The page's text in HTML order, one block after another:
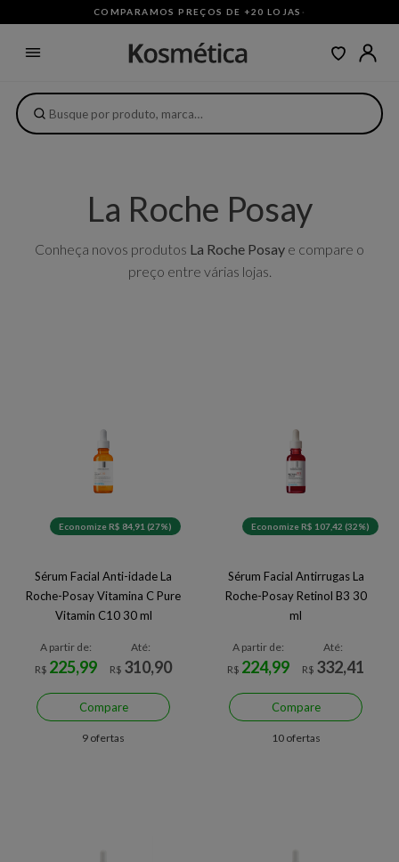
COMPARAMOS PREÇOS DE +20 LOJAS ·
La Roche Posay
Conheça novos produtos La Roche Posay e compare o
preço entre várias lojas.
Economize R$ 84,91 (27%)
Sérum Facial Anti-idade La
Roche-Posay Vitamina C Pure
Vitamin C10 30 ml
A partir de:
R$ 225,99
Até:
R$ 310,90
Compare
9 ofertas
Economize R$ 107,42 (32%)
Sérum Facial Antirrugas La
Roche-Posay Retinol B3 30
ml
A partir de:
R$ 224,99
Até:
R$ 332,41
Compare
10 ofertas